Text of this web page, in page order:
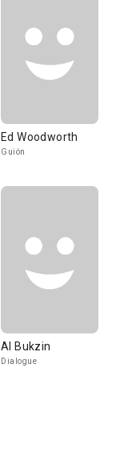
Ed Woodworth
Guión
Al Bukzin
Dialogue